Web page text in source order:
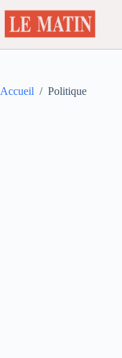
au
contenu
Accueil / Politique